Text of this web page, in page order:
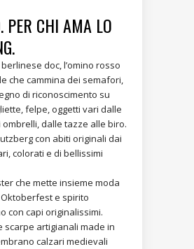
PER CHI AMA LO
berlinese doc, l’omino rosso
che cammina dei semafori,
di riconoscimento su
felpe, oggetti vari dalle
dalle tazze alle biro.
con abiti originali dai
colorati e di bellissimi
che mette insieme moda
e spirito
con capi originalissimi.
scarpe artigianali made in
calzari medievali